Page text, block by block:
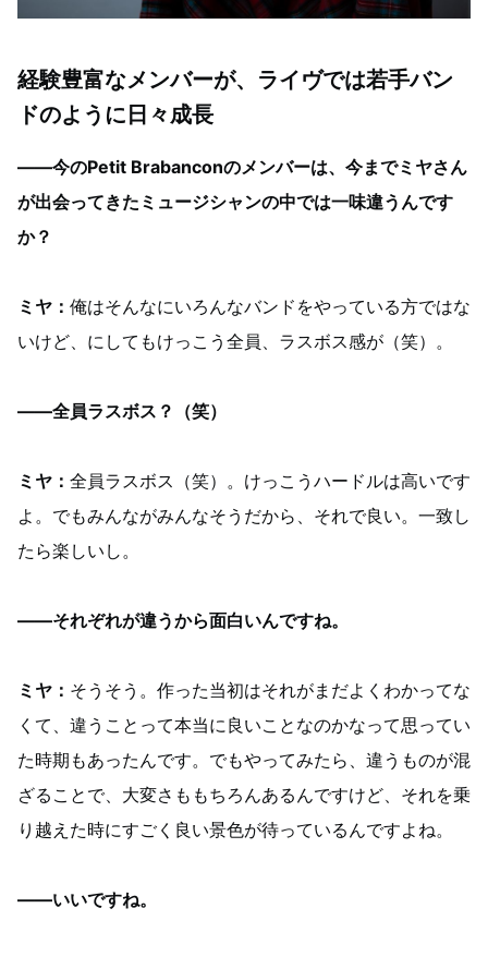
経験豊富なメンバーが、ライヴでは若手バン
ドのように日々成長
——今のPetit Brabanconのメンバーは、今までミヤさん
が出会ってきたミュージシャンの中では一味違うんです
か？
ミヤ： 俺はそんなにいろんなバンドをやっている方ではな
いけど、にしてもけっこう全員、ラスボス感が（笑）。
——全員ラスボス？（笑）
ミヤ： 全員ラスボス（笑）。けっこうハードルは高いです
よ。でもみんながみんなそうだから、それで良い。一致し
たら楽しいし。
——それぞれが違うから面白いんですね。
ミヤ： そうそう。作った当初はそれがまだよくわかってな
くて、違うことって本当に良いことなのかなって思ってい
た時期もあったんです。でもやってみたら、違うものが混
ざることで、大変さももちろんあるんですけど、それを乗
り越えた時にすごく良い景色が待っているんですよね。
——いいですね。